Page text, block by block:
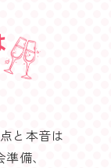
と本音は
備、